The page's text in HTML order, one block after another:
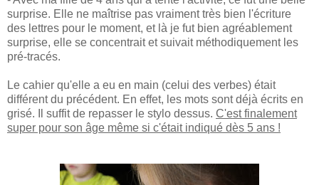
surprise. Elle ne maîtrise pas vraiment très bien l'écriture
des lettres pour le moment, et là je fut bien agréablement
surprise, elle se concentrait et suivait méthodiquement les
pré-tracés.
Le cahier qu'elle a eu en main (celui des verbes) était
différent du précédent. En effet, les mots sont déjà écrits en
grisé. Il suffit de repasser le stylo dessus. C'est finalement
super pour son âge même si c'était indiqué dès 5 ans !